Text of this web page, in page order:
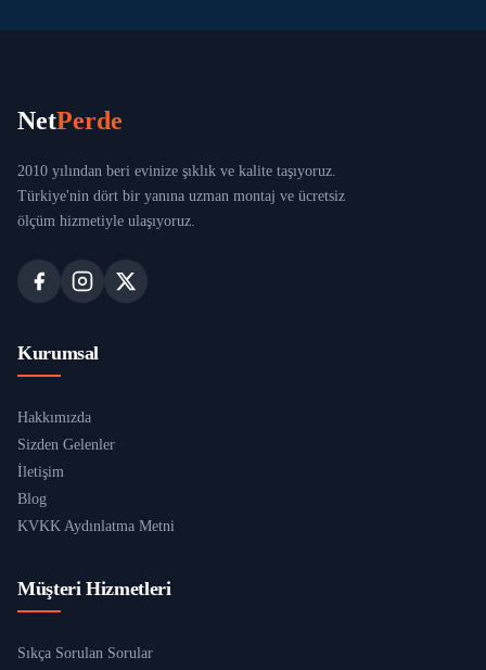
Ümraniye
Üsküdar
Zeytinburnu
NetPerde
2010 yılından beri evinize şıklık ve kalite taşıyoruz.
Türkiye'nin dört bir yanına uzman montaj ve ücretsiz
ölçüm hizmetiyle ulaşıyoruz.
Kurumsal
Hakkımızda
Sizden Gelenler
İletişim
Blog
KVKK Aydınlatma Metni
Müşteri Hizmetleri
Sıkça Sorulan Sorular